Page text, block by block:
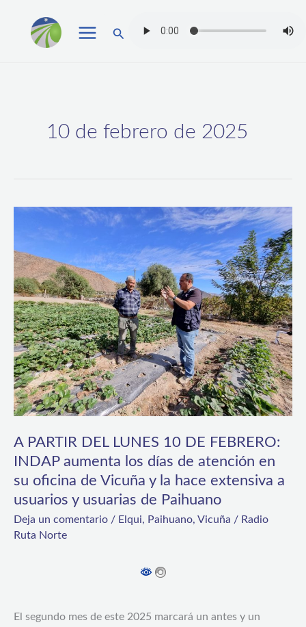
Buscar
10 de febrero de 2025
A PARTIR DEL LUNES 10 DE FEBRERO:
INDAP aumenta los días de atención en
su oficina de Vicuña y la hace extensiva a
usuarios y usuarias de Paihuano
Deja un comentario / Elqui, Paihuano, Vicuña / Radio
Ruta Norte
El segundo mes de este 2025 marcará un antes y un
DEL
LUNES
10
DE
FEBRERO:
INDAP
aumenta
los
días
de
atención
en
su
y